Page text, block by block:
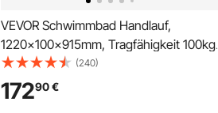
VEVOR Schwimmbad Handlauf,
1220x100x915mm, Tragfähigkeit 100kg,
Pool Haltegriff aus Edelstahl 304,
abnehmbare rutschfeste Hülle,
umfangreiches Zubehör, für
(240)
17290€